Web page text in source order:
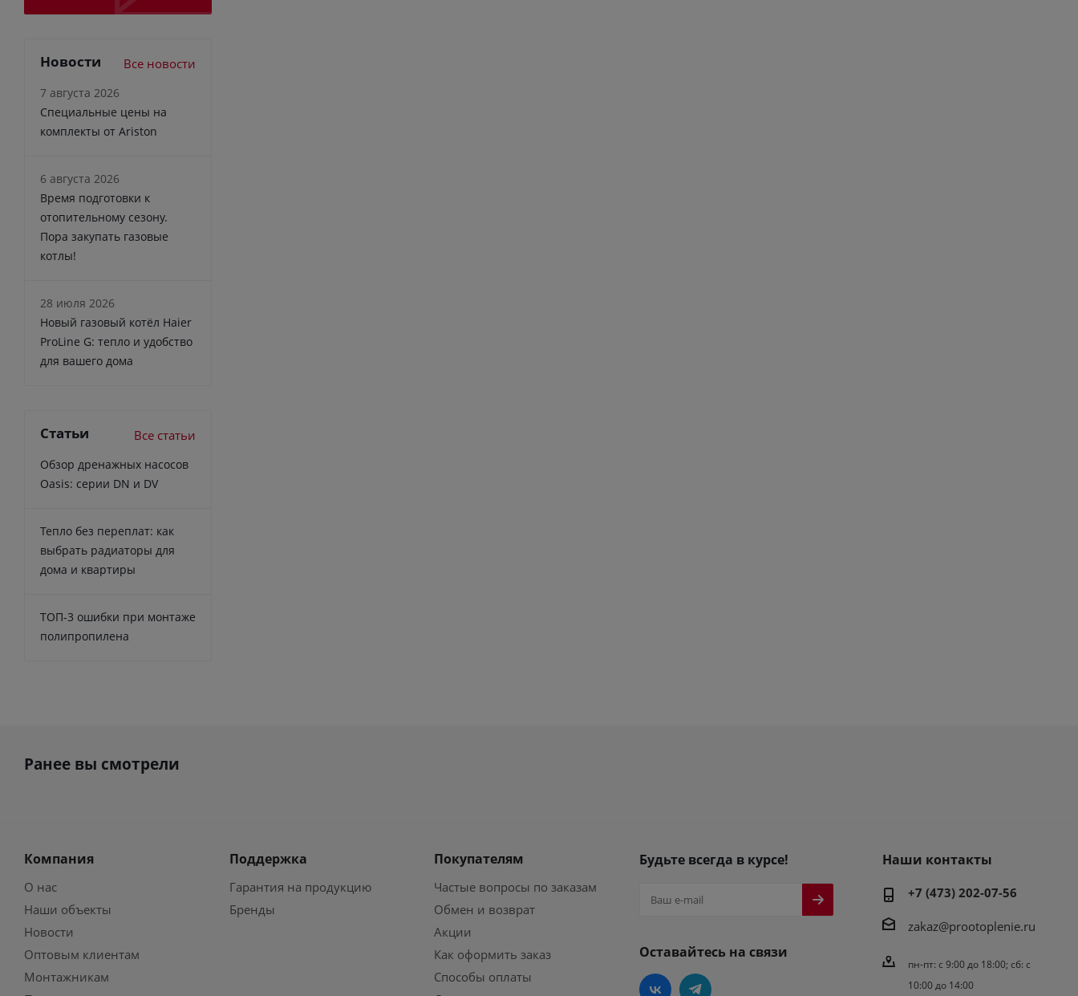
Новости Все новости
7 августа 2026
Специальные цены на
комплекты от Ariston
6 августа 2026
Время подготовки к
отопительному сезону.
Пора закупать газовые
котлы!
28 июля 2026
Новый газовый котёл Haier
ProLine G: тепло и удобство
для вашего дома
Статьи Все статьи
Обзор дренажных насосов
Oasis: серии DN и DV
Тепло без переплат: как
выбрать радиаторы для
дома и квартиры
ТОП-3 ошибки при монтаже
полипропилена
Ранее вы смотрели
Компания
О нас
Наши объекты
Новости
Оптовым клиентам
Монтажникам
Поддержка
Гарантия на продукцию
Бренды
Покупателям
Частые вопросы по заказам
Обмен и возврат
Акции
Как оформить заказ
Способы оплаты
Будьте всегда в курсе!
Оставайтесь на связи
Наши контакты
+7 (473) 202-07-56
zakaz@prootoplenie.ru
пн-пт: c 9:00 до 18:00; сб: с
10:00 до 14:00